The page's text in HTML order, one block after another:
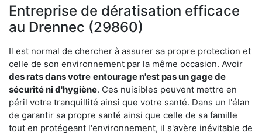
Entreprise de dératisation efficace
au Drennec (29860)
Il est normal de chercher à assurer sa propre protection et
celle de son environnement par la même occasion. Avoir
des rats dans votre entourage n'est pas un gage de
sécurité ni d'hygiène. Ces nuisibles peuvent mettre en
péril votre tranquillité ainsi que votre santé. Dans un l'élan
de garantir sa propre santé ainsi que celle de sa famille
tout en protégeant l'environnement, il s'avère inévitable de